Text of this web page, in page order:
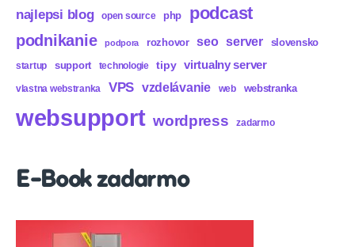
najlepsi blog open source php podcast
podnikanie podpora rozhovor seo server slovensko
startup support technologie tipy virtualny server
vlastna webstranka VPS vzdelávanie web webstranka
websupport wordpress zadarmo
E-Book zadarmo